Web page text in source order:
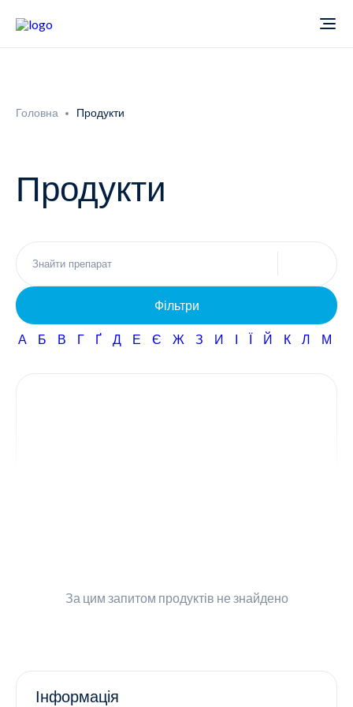
Новини
Неврологія
Всі продукти
Фармаконагляд
Кар'єра
Головна Продукти
Продукти
Фільтри
А Б В Г Ґ Д Е Є Ж З И І Ї Й К Л М
За цим запитом продуктів не знайдено
Інформація